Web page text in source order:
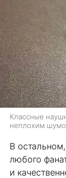
Классные
неплохим
В
любого
и